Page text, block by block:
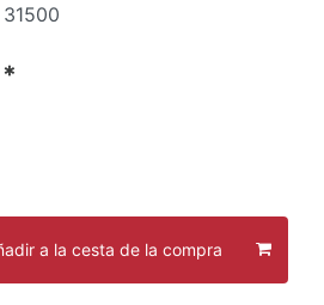
31500
*
a la cesta de la compra